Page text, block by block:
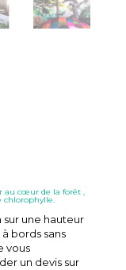
au cœur de la forêt ,
chlorophylle.
sur une hauteur
bords sans
vous
un devis sur